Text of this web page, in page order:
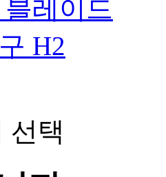
레이드
H2
선택